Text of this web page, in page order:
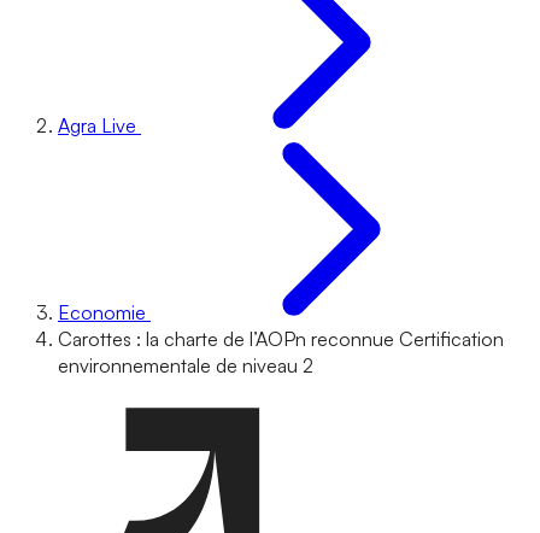
Agra Live
Economie
Carottes : la charte de l’AOPn reconnue Certification
environnementale de niveau 2